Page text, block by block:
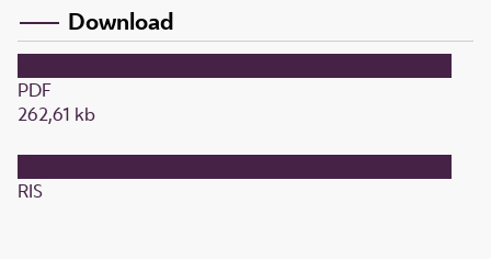
Download
PDF
262,61 kb
RIS